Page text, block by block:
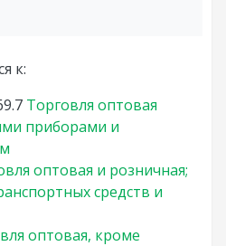
к:
Торговля оптовая
приборами и
оптовая и розничная;
средств и
оптовая, кроме